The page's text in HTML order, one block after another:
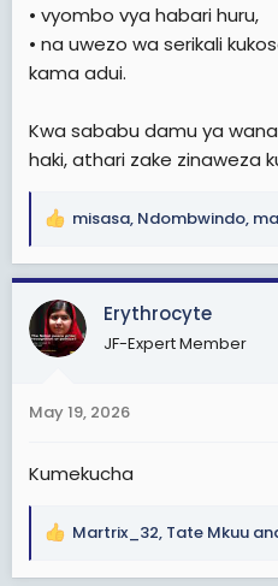
• vyombo vya habari huru,
• na uwezo wa serikali
kama adui.
Kwa sababu damu ya
haki, athari zake zinaweza
R
a
c
t
i
s
misasa, Ndombwindo,
Erythrocyte
JF-Expert Member
May 19, 2026
Kumekucha
R
Martrix_32, Tate Mkuu